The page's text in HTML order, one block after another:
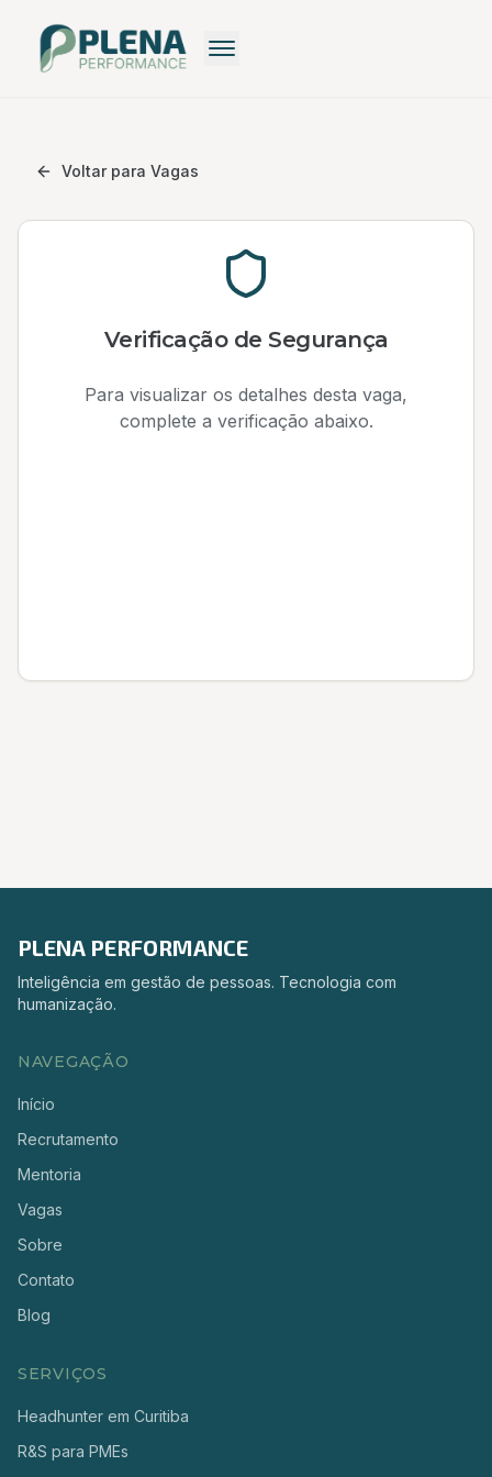
Recrutamento: Saiba mais
Voltar para Vagas
Verificação de Segurança
Para visualizar os detalhes desta vaga,
complete a verificação abaixo.
PLENA PERFORMANCE
Inteligência em gestão de pessoas. Tecnologia com
humanização.
NAVEGAÇÃO
Início
Recrutamento
Mentoria
Vagas
Sobre
Contato
Blog
SERVIÇOS
Headhunter em Curitiba
R&S para PMEs